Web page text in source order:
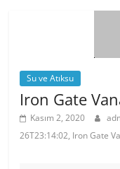
k
st
Su ve Atıksu
Iron Gate
Kasım 2, 2020
26T23:14:02, Iron Gate